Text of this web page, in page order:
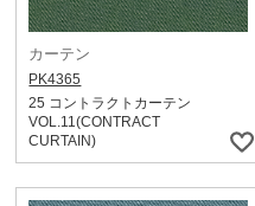
カーテン
PK4365
25 コントラクトカーテン
VOL.11(CONTRACT
CURTAIN)